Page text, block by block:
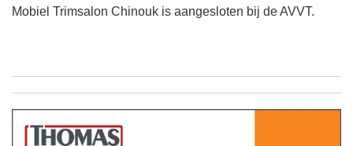
Mobiel Trimsalon Chinouk is aangesloten bij de AVVT.